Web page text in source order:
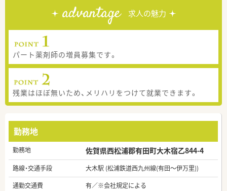
advantage 求人の魅力
パート薬剤師の増員募集です。
残業はほぼ無いため、メリハリをつけて就業できます。
勤務地
勤務地 佐賀県西松浦郡有田町大木宿乙844-4
路線・交通手段
大木駅 (松浦鉄道西九州線(有田～伊万里))
通勤交通費
有／※会社規定による